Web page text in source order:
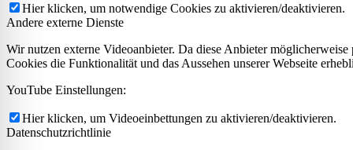
Hier klicken, um notwendige Cookies zu aktivieren/deaktivieren.
Andere externe Dienste
Wir nutzen externe Videoanbieter. Da diese Anbieter
Cookies die Funktionalität und das Aussehen unserer Webseite
YouTube Einstellungen:
Hier klicken, um Videoeinbettungen zu aktivieren/deaktivieren.
Datenschutzrichtlinie